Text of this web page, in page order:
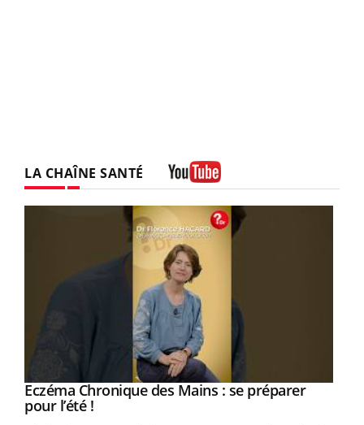
LA CHAÎNE SANTÉ
Youtube
Eczéma Chronique des Mains : se préparer
pour l’été !Youtube